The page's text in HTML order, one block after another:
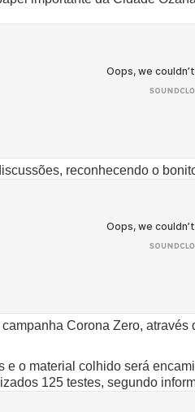
reconhecendo o
Corona Zero,
o material colhido será
125 testes, segundo